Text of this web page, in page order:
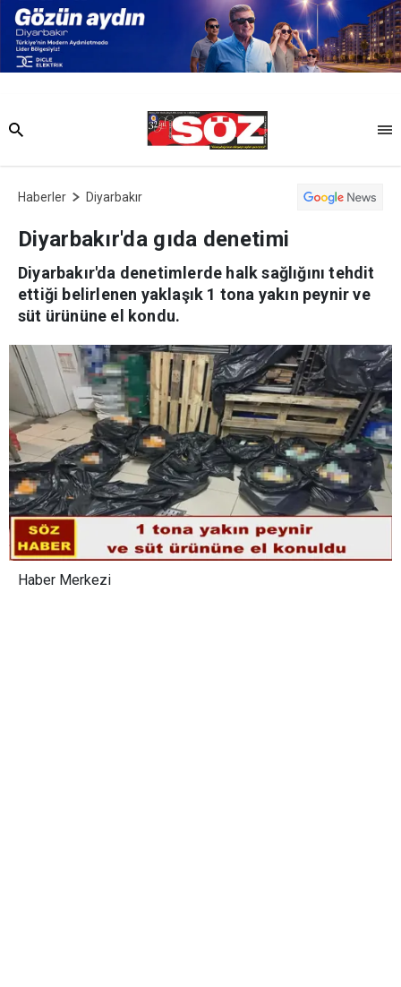
Haberler Diyarbakır
Diyarbakır'da gıda denetimi
Diyarbakır'da denetimlerde halk sağlığını tehdit
ettiği belirlenen yaklaşık 1 tona yakın peynir ve
süt ürününe el kondu.
Haber Merkezi